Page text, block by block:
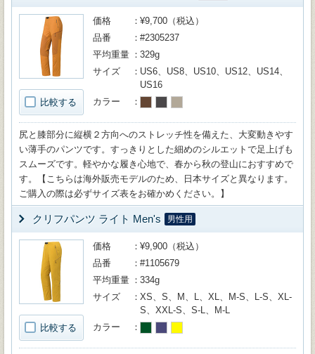
比較する
価格
¥9,700（税込）
品番
#2305237
平均重量
329g
サイズ
US6、US8、US10、US12、US14、
US16
カラー
尻と膝部分に縦横２方向へのストレッチ性を備えた、大変動きやす
い薄手のパンツです。すっきりとした細めのシルエットで足上げも
スムーズです。軽やかな履き心地で、春から秋の登山におすすめで
す。【こちらは海外販売モデルのため、日本サイズと異なります。
ご購入の際は必ずサイズ表をお確かめください。】
クリフパンツ ライト Men's 男性用
比較する
価格
¥9,900（税込）
品番
#1105679
平均重量
334g
サイズ
XS、S、M、L、XL、M-S、L-S、XL-
S、XXL-S、S-L、M-L
カラー